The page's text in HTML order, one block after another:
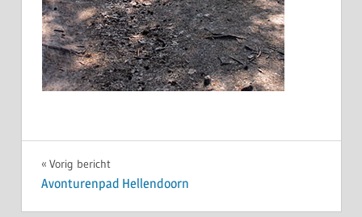
Bericht
Vorig bericht
Avonturenpad Hellendoorn